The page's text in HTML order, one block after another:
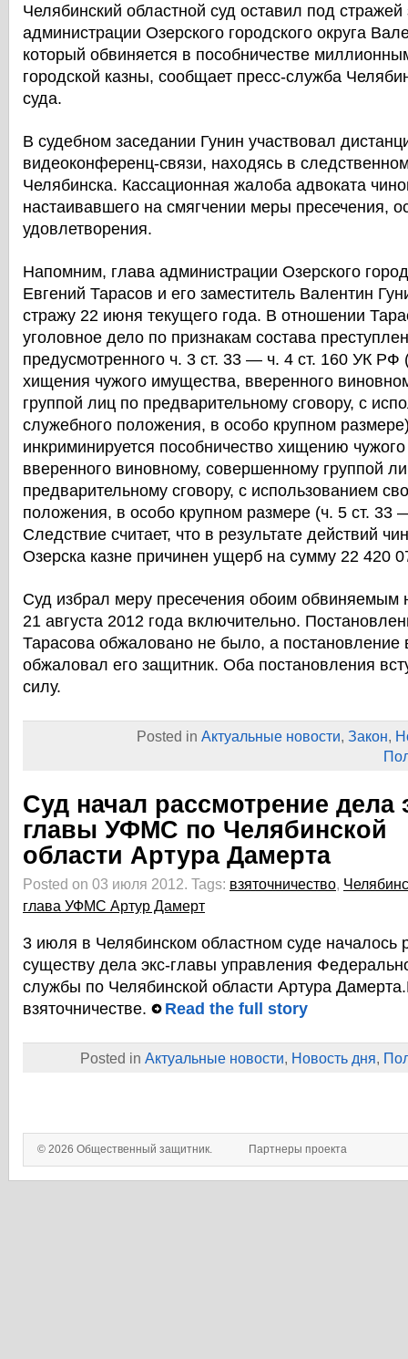
Челябинский областной суд оставил под
администрации Озерского городского округа
который обвиняется в пособничестве
городской казны, сообщает пресс-служба
суда.
В судебном заседании Гунин участвовал
видеоконференц-связи, находясь в
Челябинска. Кассационная жалоба адвоката
настаивавшего на смягчении меры пресечения,
удовлетворения.
Напомним, глава администрации Озерского
Евгений Тарасов и его заместитель Валентин
стражу 22 июня текущего года. В отношении
уголовное дело по признакам состава
предусмотренного ч. 3 ст. 33 — ч. 4 ст. 160 УК РФ
хищения чужого имущества, вверенного
группой лиц по предварительному сговору, с
служебного положения, в особо крупном
инкриминируется пособничество хищению
вверенного виновному, совершенному группой
предварительному сговору, с использованием
положения, в особо крупном размере (ч. 5 ст. 33
Следствие считает, что в результате действий
Озерска казне причинен ущерб на сумму 22 420
Суд избрал меру пресечения обоим обвиняемым
21 августа 2012 года включительно.
Тарасова обжаловано не было, а постановление
обжаловал его защитник. Оба постановления
силу.
Posted in Актуальные новости, Закон,
Суд начал рассмотрение дела
главы УФМС по Челябинской
области Артура Дамерта
Posted on 03 июля 2012. Tags: взяточничество
глава УФМС Артур Дамерт
3 июля в Челябинском областном суде началось
существу дела экс-главы управления
службы по Челябинской области Артура
взяточничестве.
Read the full story
Posted in Актуальные новости, Новость дня,
© 2026 Общественный защитник. Партнеры проекта